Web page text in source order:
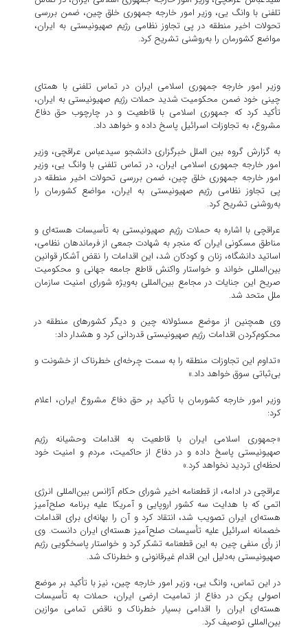
تلفنی با وانگ یی، وزیر امور خارجه جمهوری خلق چین، ضمن بررسی
تحولات اخیر منطقه در پی تجاوز نظامی رژیم صهیونیستی به ایران،
مواضع کشورمان را به‌روشنی تشریح کرد.
وزیر امور خارجه جمهوری اسلامی ایران در تماس تلفنی با همتای
چینی خود ضمن محکومیت شدید حملات رژیم صهیونیستی به ایران،
تأکید کرد که جمهوری اسلامی با قاطعیت و در چارچوب حق دفاع
مشروع، به تجاوزات اسرائیل پاسخ داده و خواهد داد.
به گزارش گروه بین الملل خبرگزاری دانشجو سیدعباس عراقچی، وزیر
امور خارجه جمهوری اسلامی ایران، در تماس تلفنی با وانگ یی، وزیر
امور خارجه جمهوری خلق چین، ضمن بررسی تحولات اخیر منطقه در
پی تجاوز نظامی رژیم صهیونیستی به ایران، مواضع کشورمان را
به‌روشنی تشریح کرد.
عراقچی با اشاره به حملات رژیم صهیونیستی به تأسیسات هسته‌ای و
مناطق مسکونی ایران که منجر به شهادت جمعی از فرماندهان نظامی،
اساتید دانشگاه، زنان و کودکان شد، این اقدامات را نقض آشکار قوانین
بین‌المللی خواند و خواستار واکنش قاطع جامعه جهانی و محکومیت
صریح این جنایات در مجامع بین‌المللی به‌ویژه شورای امنیت سازمان
ملل متحد شد.
وی همچنین از موضع مسئولانه چین و دیگر کشورهای منطقه در
محکوم‌کردن اقدامات رژیم صهیونیستی قدردانی کرد و هشدار داد:
«تداوم این تجاوزات منطقه را به سمت چرخه‌ای خطرناک از خشونت و
بی‌ثباتی سوق خواهد داد.»
وزیر امور خارجه کشورمان با تأکید بر حق دفاع مشروع ایران، اعلام
کرد:
«جمهوری اسلامی ایران با قاطعیت به اقدامات وحشیانه رژیم
صهیونیستی پاسخ داده و در دفاع از حاکمیت، مردم و امنیت خود
لحظه‌ای تردید نخواهد کرد.»
عراقچی در ادامه، از قطعنامه اخیر شورای حکام آژانس بین‌المللی انرژی
اتمی که با هدایت سه کشور اروپایی و آمریکا علیه برنامه صلح‌آمیز
هسته‌ای ایران تصویب شد، انتقاد کرد و آن را بهانه‌ای برای اقدامات
خصمانه اسرائیل علیه تأسیسات صلح‌آمیز هسته‌ای ایران دانست. وی
از رأی منفی چین به این قطعنامه تشکر کرد و خواستار پاسخگویی رژیم
صهیونیستی به‌دلیل این اقدام غیرقانونی و خطرناک شد.
در این تماس، وانگ یی، وزیر امور خارجه چین، نیز با تأکید بر موضع
اصولی پکن در دفاع از تمامیت ارضی ایران، حملات به تأسیسات
هسته‌ای ایران را اقدامی بسیار خطرناک و ناقض تمامی موازین
بین‌المللی توصیف کرد.